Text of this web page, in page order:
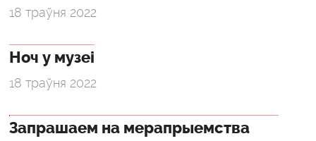
18 траўня 2022
Ноч у музеі
18 траўня 2022
Запрашаем на мерапрыемства